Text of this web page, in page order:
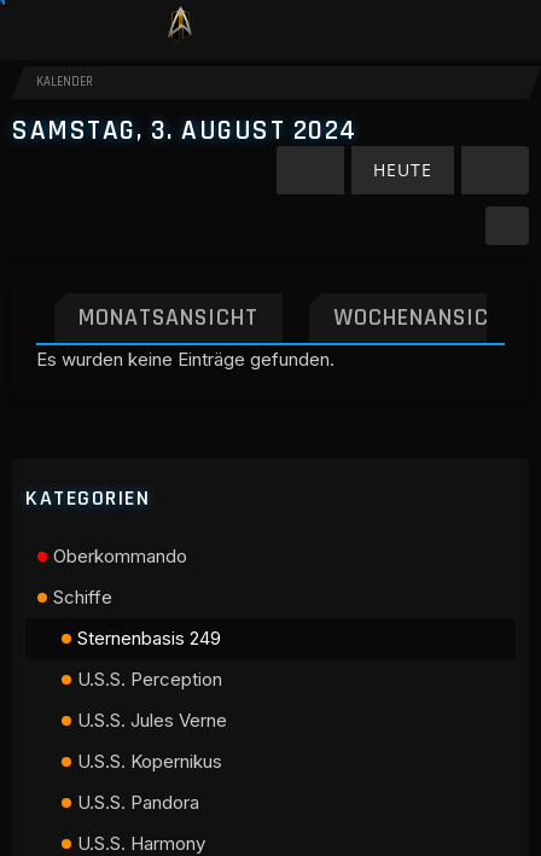
KALENDER
SAMSTAG, 3. AUGUST 2024
HEUTE
MONATSANSICHT WOCHENANSICHT
Es wurden keine Einträge gefunden.
KATEGORIEN
Oberkommando
Schiffe
Sternenbasis 249
U.S.S. Perception
U.S.S. Jules Verne
U.S.S. Kopernikus
U.S.S. Pandora
U.S.S. Harmony